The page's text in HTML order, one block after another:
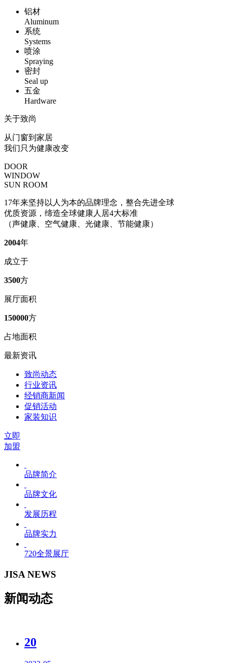
铝材
Aluminum
系统
Systems
喷涂
Spraying
密封
Seal up
五金
Hardware
关于致尚
从门窗到家居
我们只为健康改变
DOOR
WINDOW
SUN ROOM
17年来坚持以人为本的品牌理念，整合先进全球
优质资源，缔造全球健康人居4大标准
（声健康、空气健康、光健康、节能健康）
2004年
成立于
3500方
展厅面积
150000方
占地面积
最新资讯
致尚动态
行业资讯
经销商新闻
促销活动
家装知识
立即
加盟
品牌简介
品牌文化
发展历程
品牌实力
720全景展厅
JISA NEWS
新闻动态
20